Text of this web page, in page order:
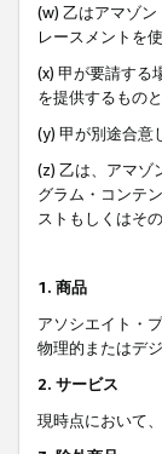
(w) 乙はアマゾ
レースメントを
(x) 甲が要請する
を提供するもの
(y) 甲が別途合意
(z) 乙は、アマゾ
グラム・コンテ
ストもしくはそ
1. 商品
アソシエイト・
物理的またはデ
2. サービス
現時点において